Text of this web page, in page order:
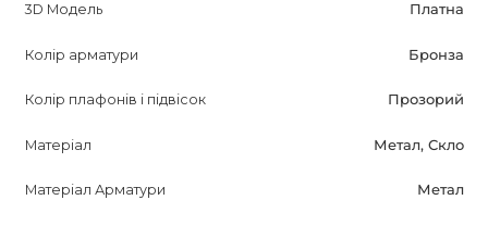
3D Модель Платна
Колір арматури Бронза
Колір плафонів і підвісок Прозорий
Матеріал Метал, Скло
Матеріал Арматури Метал